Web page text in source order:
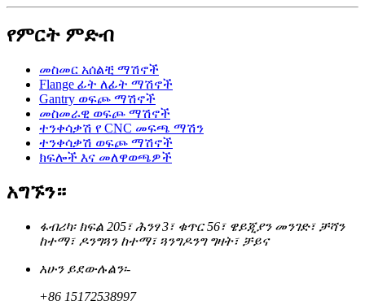
የምርት ምድብ
መስመር አሰልቺ ማሽኖች
Flange ፊት ለፊት ማሽኖች
Gantry ወፍጮ ማሽኖች
መስመራዊ ወፍጮ ማሽኖች
ተንቀሳቃሽ የ CNC መፍጫ ማሽን
ተንቀሳቃሽ ወፍጮ ማሽኖች
ክፍሎች እና መለዋወጫዎች
አግኙን።
ፋብሪካ፡ ክፍል 205፣ ሕንፃ 3፣ ቁጥር 56፣ ዌይጂያን መንገድ፣ ቻሻን
ከተማ፣ ዶንግጓን ከተማ፣ ጓንግዶንግ ግዛት፣ ቻይና
አሁን ይደውሉልን፡-
+86 15172538997